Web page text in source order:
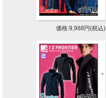
価格:9,988円(税込)